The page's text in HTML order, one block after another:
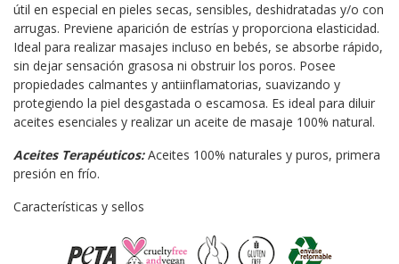
útil en especial en pieles secas, sensibles, deshidratadas y/o con
arrugas. Previene aparición de estrías y proporciona elasticidad.
Ideal para realizar masajes incluso en bebés, se absorbe rápido,
sin dejar sensación grasosa ni obstruir los poros. Posee
propiedades calmantes y antiinflamatorias, suavizando y
protegiendo la piel desgastada o escamosa. Es ideal para diluir
aceites esenciales y realizar un aceite de masaje 100% natural.
Aceites Terapéuticos:Aceites 100% naturales y puros, primera
presión en frío.
Características y sellos